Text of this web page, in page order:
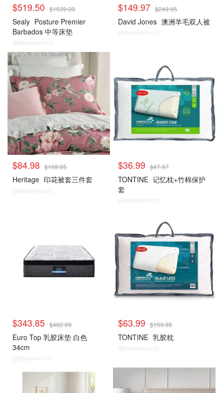
$519.50 $1039.00
Sealy Posture Premier
Barbados 中等床垫
@dealmoon.nz
$149.97 $249.95
David Jones 澳洲羊毛双人被
@dealmoon.nz
$84.98 $169.95
Heritage 印花被套三件套
@dealmoon.nz
$36.99 $47.97
TONTINE 记忆枕+竹棉保护
套
@dealmoon.nz
$343.85 $482.99
Euro Top 乳胶床垫 白色
34cm
@dealmoon.nz
$63.99 $159.95
TONTINE 乳胶枕
@dealmoon.nz